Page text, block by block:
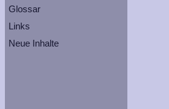
Glossar
Links
Neue Inhalte